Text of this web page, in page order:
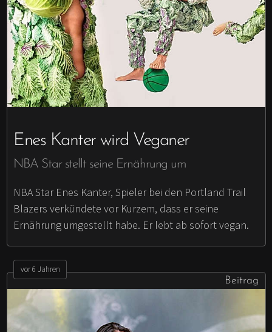
Enes Kanter wird Veganer
NBA Star stellt seine Ernährung um
NBA Star Enes Kanter, Spieler bei den Portland Trail
Blazers verkündete vor Kurzem, dass er seine
Ernährung umgestellt habe. Er lebt ab sofort vegan.
vor 6 Jahren
Beitrag